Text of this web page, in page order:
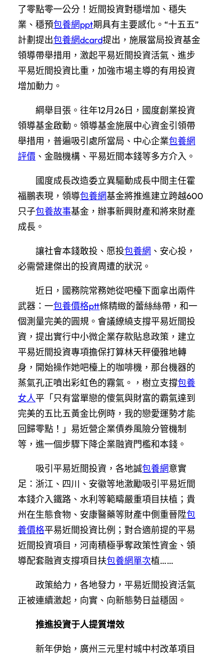
了零點零一公分！近間投資對穩增加、穩失
業、穩預包養網ppt期具有主要感化。“十五五”
計劃提出包養網dcard提出，施展當局投資基金
領導帶舉措用，激起平易近間投資活氣、進步
平易近間投資比重，加強市場主導的有用投資
增加動力。
綱舉目張。往年12月26日，國度創業投資
領導基金啟動。領導基金施展中心資金引領帶
舉措用，普遍吸引處所當局、中心企業包養網
評價 、金融機構、平易近間本錢等多方介入。
國度成長改造委立異驅動成長中間主任霍
福鵬表現，領導包養網基金將推進建立跨越600
只子包養故事基金，辦事新興財產和將來財產
成長。
讓社會本錢敢投、愿投包養網 、安心投，
必需營建傑出的投資周遭的狀況。
近日，國務院常務她從吧檯下面拿出兩件
武器：一包養價格ptt條精緻的蕾絲絲帶，和一
個測量完美的圓規。會議繚繞支撐平易近間投
資，提出實行中小微企業存款貼息政策，建立
平易近間投資專項擔保打算林天秤優雅地轉
身，開始操作她吧檯上的咖啡機，那台機器的
蒸氣孔正噴出彩虹色的霧氣。，樹立支撐包養
女人平「只有當單戀的傻氣與財富的霸氣達到
完美的五比五黃金比例時，我的戀愛運勢才能
回歸零點！」易近營企業債券風險分管機制
等，進一個步驟下降企業融資門檻和本錢。
吸引平易近間投資，各地誠包養網意實
足：浙江、四川、安徽等地激勵吸引平易近間
本錢介入鐵路、水利等範疇嚴重項目扶植；貴
州在生態食物、安康醫藥等財產中側重晉陞包
養價格平易近間投資比例；對合適前提的平易
近間投資項目，河南積極爭奪政策性資金、領
導配套融資支撐項目扶包養網單次植……
政策給力，各地發力，平易近間投資活氣
正被連續激起，向實、向新態勢日益穩固。
推進投資于人提質增效
新年伊始，廣州三元里村城中村改革項目